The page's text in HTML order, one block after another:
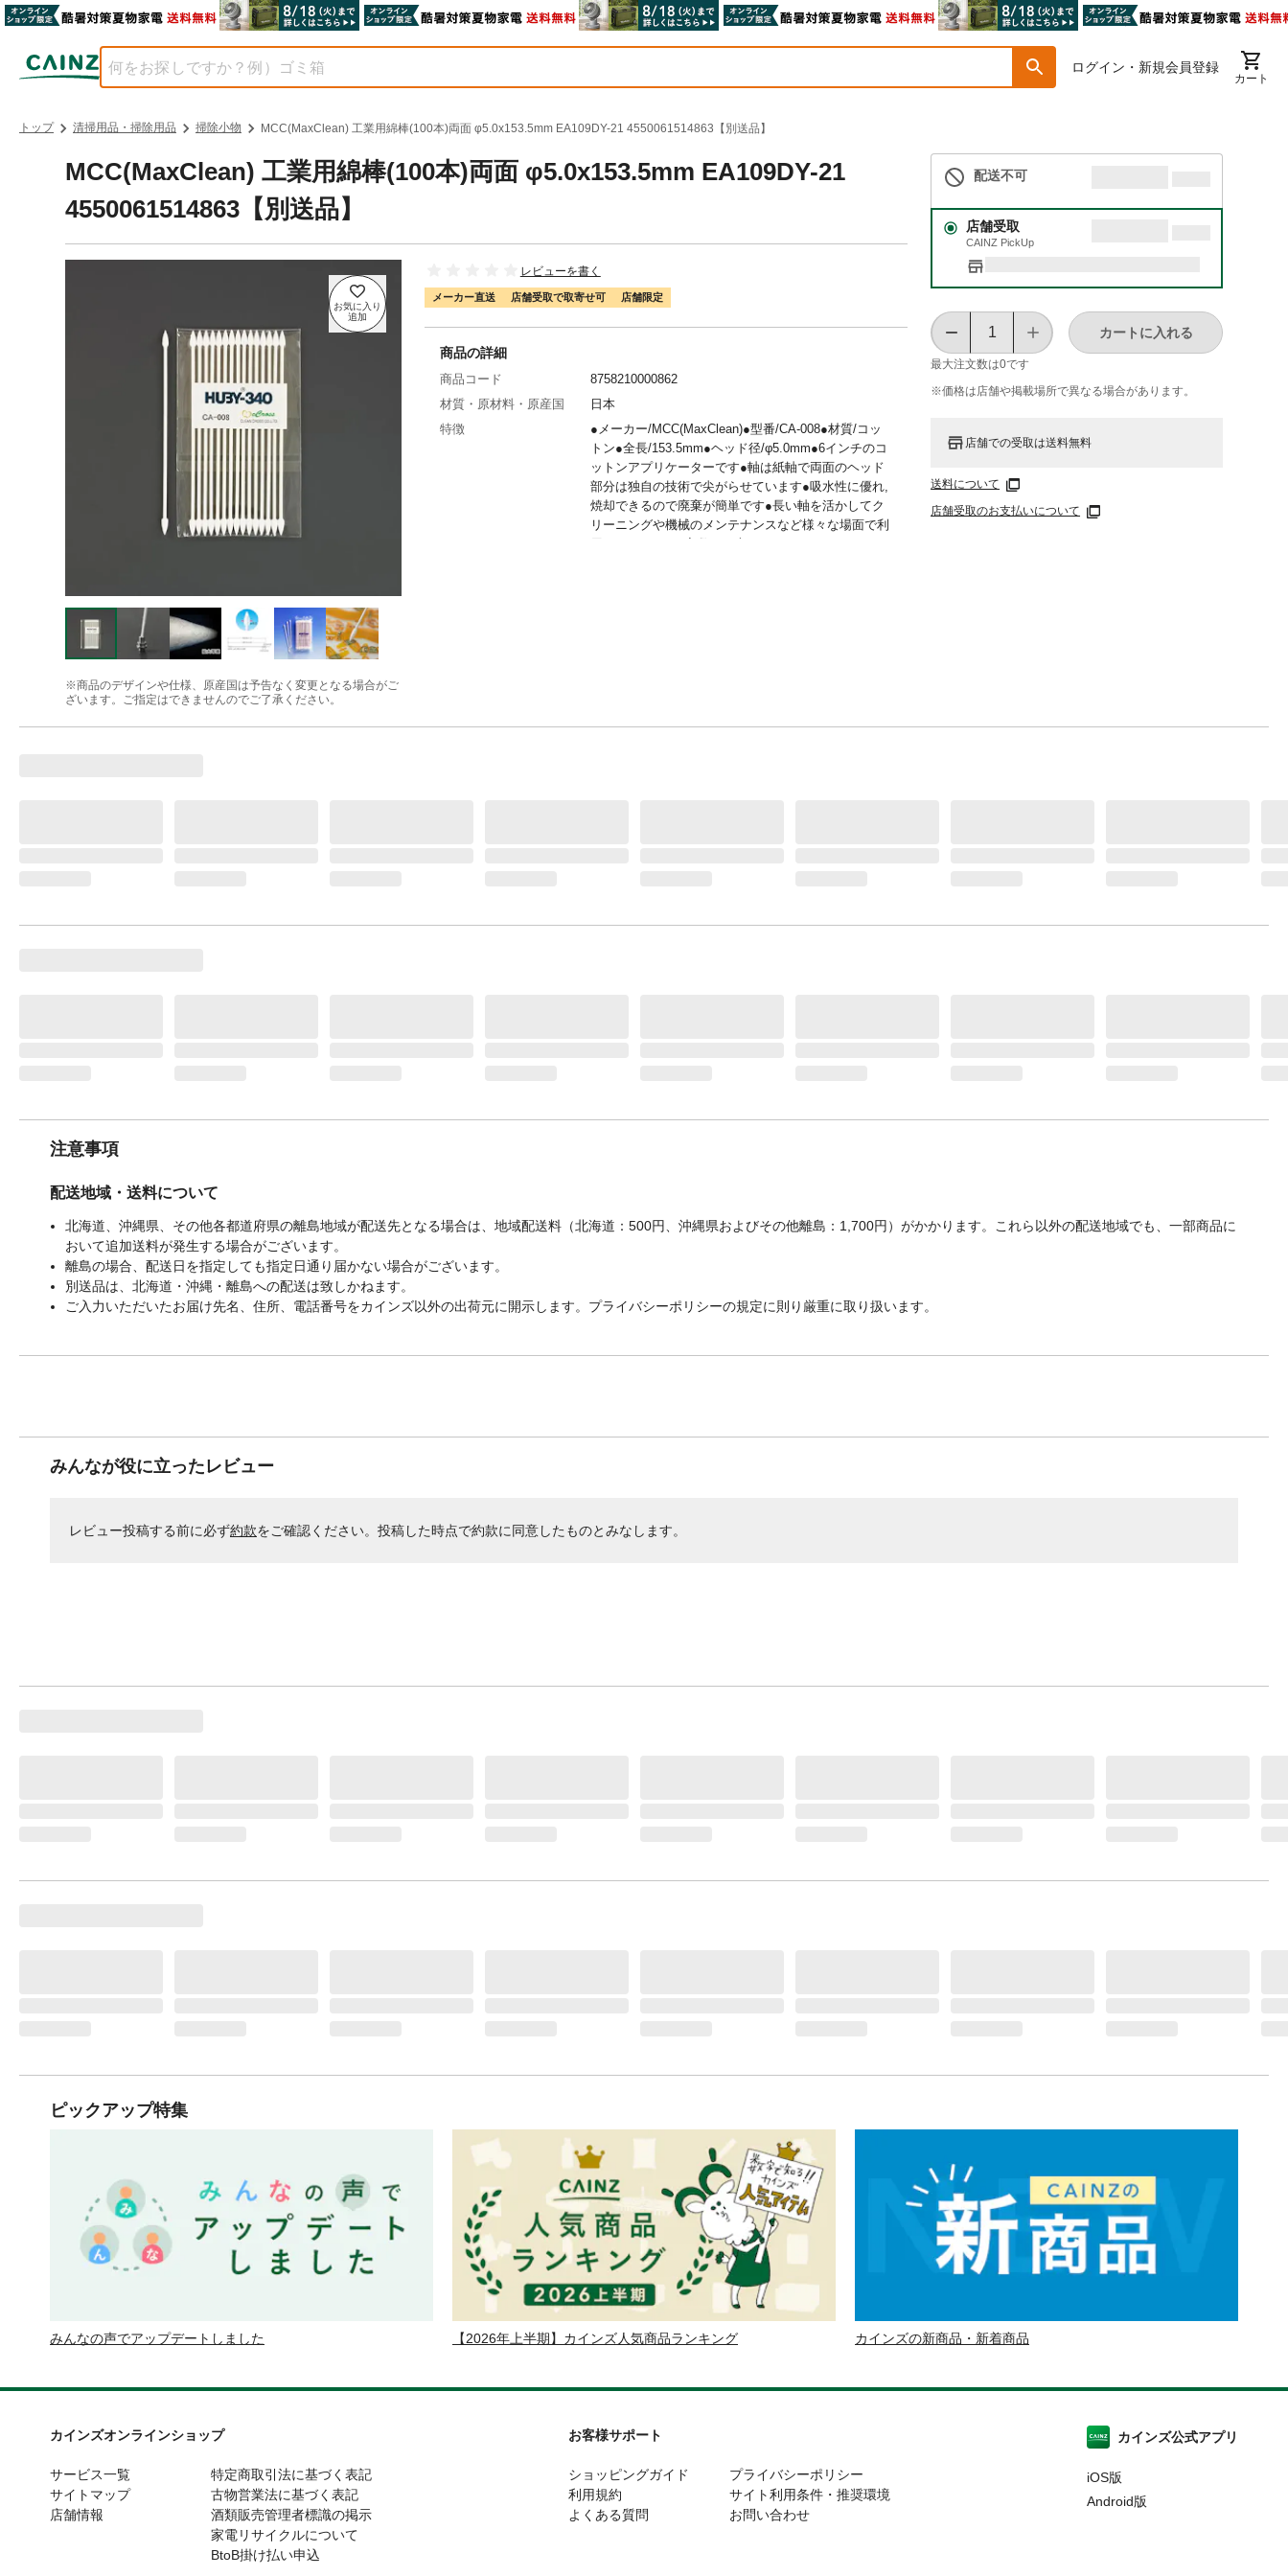
ログイン・新規会員登録
カート
トップ 清掃用品・掃除用品 掃除小物 MCC(MaxClean) 工業用綿棒(100本)両面 φ5.0x153.5mm EA109DY-21 4550061514863【別送品】
MCC(MaxClean) 工業用綿棒(100本)両面 φ5.0x153.5mm EA109DY-21
4550061514863【別送品】
※商品のデザインや仕様、原産国は予告なく変更となる場合がご
ざいます。ご指定はできませんのでご了承ください。
レビューを書く
メーカー直送 店舗受取で取寄せ可 店舗限定
配送不可
店舗受取
CAINZ PickUp
最大注文数は0です
カートに入れる
※価格は​店舗や​掲載場所で​異なる​場合が​あります。
店舗での受取は送料無料
送料について
店舗受取のお支払いについて
商品の詳細
商品コード
8758210000862
材質・原材料・原産国
日本
特徴
●メーカー/MCC(MaxClean)●型番/CA-008●材質/コッ
トン●全長/153.5mm●ヘッド径/φ5.0mm●6インチのコ
ットンアプリケーターです●軸は紙軸で両面のヘッド
部分は独自の技術で尖がらせています●吸水性に優れ,
焼却できるので廃棄が簡単です●長い軸を活かしてク
リーニングや機械のメンテナンスなど様々な場面で利
注意事項
配送地域・送料について
北海道、沖縄県、その他各都道府県の離島地域が配送先となる場合は、地域配送料（北海道：500円、沖縄県およびその他離島：1,700円）がかかります。これら以外の配送地域でも、一部商品に
おいて追加送料が発生する場合がございます。
離島の場合、配送日を指定しても指定日通り届かない場合がございます。
別送品は、北海道・沖縄・離島への配送は致しかねます。
ご入力いただいたお届け先名、住所、電話番号をカインズ以外の出荷元に開示します。プライバシーポリシーの規定に則り厳重に取り扱います。
みんなが役に立ったレビュー
レビュー投稿する前に必ず約款をご確認ください。投稿した時点で約款に同意したものとみなします。
ピックアップ特集
みんなの声でアップデートしました 【2026年上半期】カインズ人気商品ランキング カインズの新商品・新着商品
カインズオンラインショップ
サービス一覧
サイトマップ
店舗情報
特定商取引法に基づく表記
古物営業法に基づく表記
酒類販売管理者標識の掲示
家電リサイクルについて
BtoB掛け払い申込
お客様サポート
ショッピングガイド
利用規約
よくある質問
プライバシーポリシー
サイト利用条件・推奨環境
お問い合わせ
カインズ公式アプリ
iOS版
Android版